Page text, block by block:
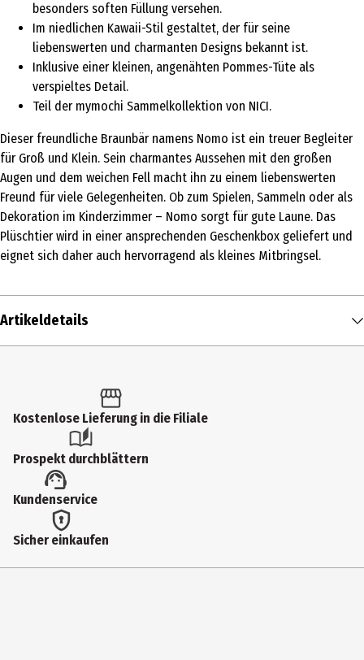
besonders soften Füllung versehen.
Im niedlichen Kawaii-Stil gestaltet, der für seine
liebenswerten und charmanten Designs bekannt ist.
Inklusive einer kleinen, angenähten Pommes-Tüte als
verspieltes Detail.
Teil der mymochi Sammelkollektion von NICI.
Dieser freundliche Braunbär namens Nomo ist ein treuer Begleiter
für Groß und Klein. Sein charmantes Aussehen mit den großen
Augen und dem weichen Fell macht ihn zu einem liebenswerten
Freund für viele Gelegenheiten. Ob zum Spielen, Sammeln oder als
Dekoration im Kinderzimmer – Nomo sorgt für gute Laune. Das
Plüschtier wird in einer ansprechenden Geschenkbox geliefert und
eignet sich daher auch hervorragend als kleines Mitbringsel.
Artikeldetails
Produkttyp
Kuschelartikel
plushToyPosture
Stehend
Kostenlose Lieferung in die Filiale
Prospekt durchblättern
Kundenservice
Sicher einkaufen